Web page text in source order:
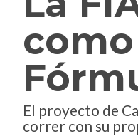
El proyecto de
correr con su